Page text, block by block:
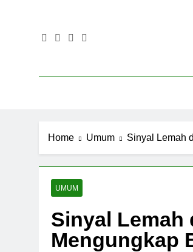
Home Umum Sinyal Lemah
UMUM
Sinyal Lemah
Mengungkap